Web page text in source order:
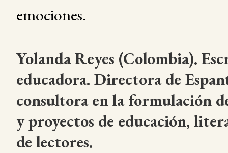
emociones.
Yolanda Reyes (Colombia).
educadora. Directora de
consultora en la formulación
y proyectos de educación,
de lectores.